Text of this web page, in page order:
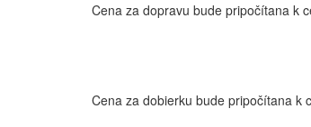
Cena za dopravu bude pripočítana k
Cena za dobierku bude pripočítana k